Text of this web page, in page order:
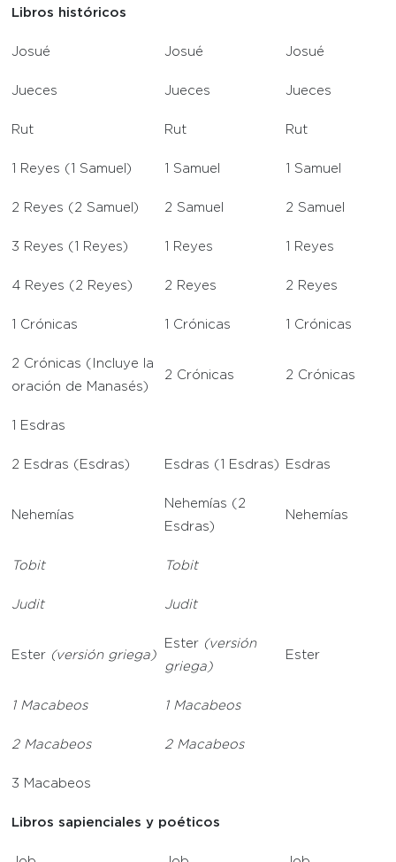
Libros históricos
Josué Josué Josué
Jueces Jueces Jueces
Rut Rut Rut
1 Reyes (1 Samuel) 1 Samuel 1 Samuel
2 Reyes (2 Samuel) 2 Samuel 2 Samuel
3 Reyes (1 Reyes) 1 Reyes 1 Reyes
4 Reyes (2 Reyes) 2 Reyes 2 Reyes
1 Crónicas 1 Crónicas 1 Crónicas
2 Crónicas (Incluye la
oración de Manasés)
2 Crónicas 2 Crónicas
1 Esdras
2 Esdras (Esdras) Esdras (1 Esdras) Esdras
Nehemías
Nehemías (2
Esdras)
Nehemías
Tobit Tobit
Judit Judit
Ester (versión griega)
Ester (versión
griega)
Ester
1 Macabeos 1 Macabeos
2 Macabeos 2 Macabeos
3 Macabeos
Libros sapienciales y poéticos